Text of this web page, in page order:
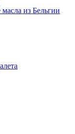
из Бельгии